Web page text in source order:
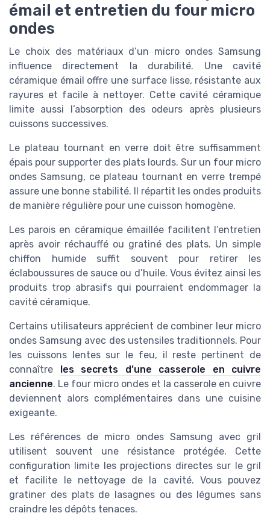
émail et entretien du four micro
ondes
Le choix des matériaux d’un micro ondes Samsung
influence directement la durabilité. Une cavité
céramique émail offre une surface lisse, résistante aux
rayures et facile à nettoyer. Cette cavité céramique
limite aussi l’absorption des odeurs après plusieurs
cuissons successives.
Le plateau tournant en verre doit être suffisamment
épais pour supporter des plats lourds. Sur un four micro
ondes Samsung, ce plateau tournant en verre trempé
assure une bonne stabilité. Il répartit les ondes produits
de manière régulière pour une cuisson homogène.
Les parois en céramique émaillée facilitent l’entretien
après avoir réchauffé ou gratiné des plats. Un simple
chiffon humide suffit souvent pour retirer les
éclaboussures de sauce ou d’huile. Vous évitez ainsi les
produits trop abrasifs qui pourraient endommager la
cavité céramique.
Certains utilisateurs apprécient de combiner leur micro
ondes Samsung avec des ustensiles traditionnels. Pour
les cuissons lentes sur le feu, il reste pertinent de
connaître les secrets d’une casserole en cuivre
ancienne. Le four micro ondes et la casserole en cuivre
deviennent alors complémentaires dans une cuisine
exigeante.
Les références de micro ondes Samsung avec gril
utilisent souvent une résistance protégée. Cette
configuration limite les projections directes sur le gril
et facilite le nettoyage de la cavité. Vous pouvez
gratiner des plats de lasagnes ou des légumes sans
craindre les dépôts tenaces.